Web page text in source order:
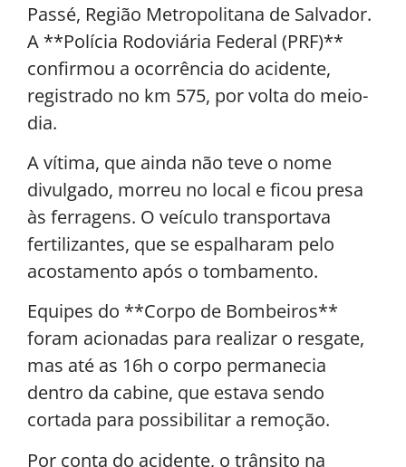
Passé, Região Metropolitana de Salvador.
A **Polícia Rodoviária Federal (PRF)**
confirmou a ocorrência do acidente,
registrado no km 575, por volta do meio-
dia.
A vítima, que ainda não teve o nome
divulgado, morreu no local e ficou presa
às ferragens. O veículo transportava
fertilizantes, que se espalharam pelo
acostamento após o tombamento.
Equipes do **Corpo de Bombeiros**
foram acionadas para realizar o resgate,
mas até as 16h o corpo permanecia
dentro da cabine, que estava sendo
cortada para possibilitar a remoção.
Por conta do acidente, o trânsito na